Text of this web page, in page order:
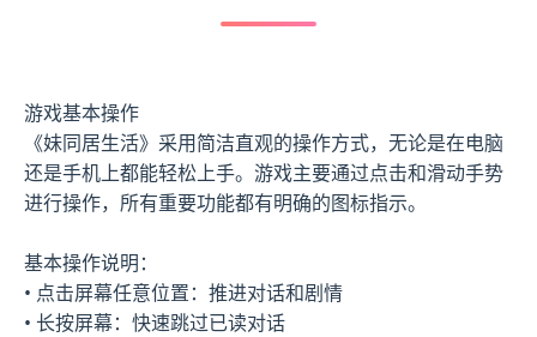
游戏基本操作
《妹同居生活》采用简洁直观的操作方式，无论是在电脑
还是手机上都能轻松上手。游戏主要通过点击和滑动手势
进行操作，所有重要功能都有明确的图标指示。
基本操作说明：
• 点击屏幕任意位置：推进对话和剧情
• 长按屏幕：快速跳过已读对话